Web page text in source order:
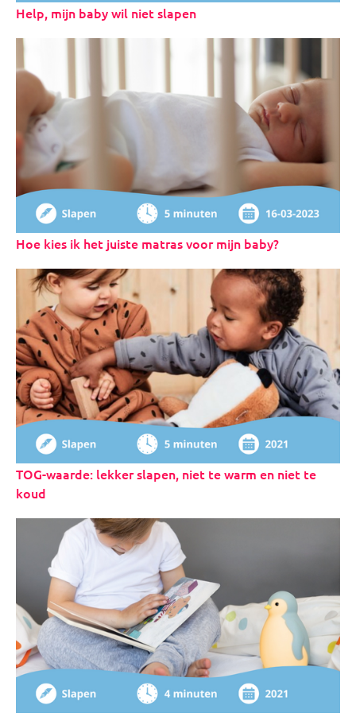
Help, mijn baby wil niet slapen
Hoe kies ik het juiste matras voor mijn baby?
TOG-waarde: lekker slapen, niet te warm en niet te
koud